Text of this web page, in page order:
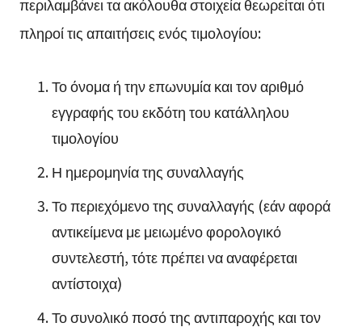
πληροί τις απαιτήσεις ενός τιμολογίου:
Το όνομα ή την επωνυμία και τον αριθμό
εγγραφής του εκδότη του κατάλληλου
τιμολογίου
Η ημερομηνία της συναλλαγής
Το περιεχόμενο της συναλλαγής (εάν αφορά
αντικείμενα με μειωμένο φορολογικό
συντελεστή, τότε πρέπει να αναφέρεται
αντίστοιχα)
Το συνολικό ποσό της αντιπαροχής και τον